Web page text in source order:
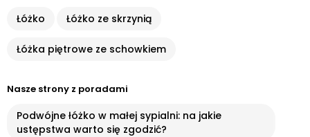
Łóżko Łóżko ze skrzynią
Łóżka piętrowe ze schowkiem
Nasze strony z poradami
Podwójne łóżko w małej sypialni: na jakie
ustępstwa warto się zgodzić?